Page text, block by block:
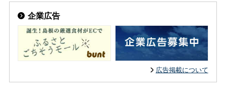
企業広告
広告掲載について